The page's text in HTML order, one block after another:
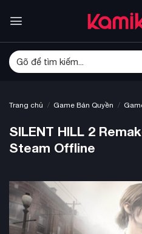
qua
dung
Tìm
kiếm:
Trang chủ / Game Bản Quyền /
SILENT HILL 2
Steam Offline